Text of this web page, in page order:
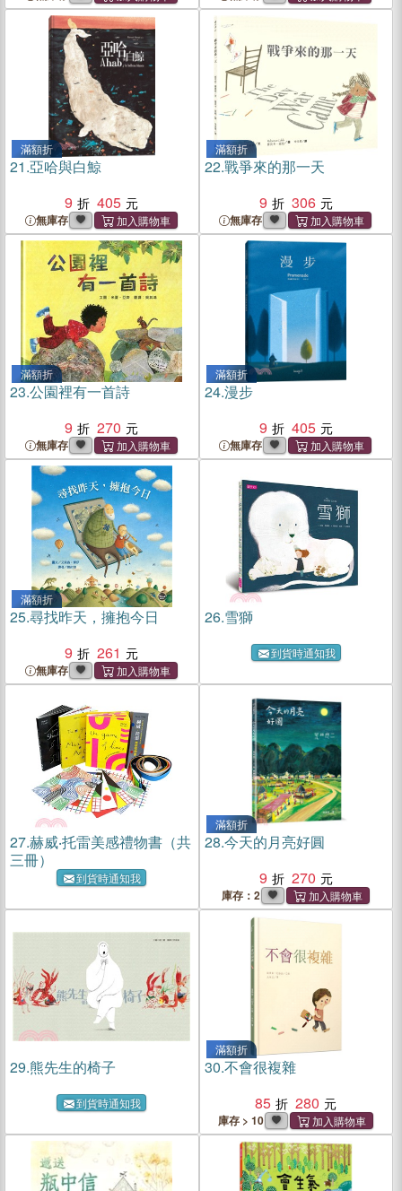
滿額折
21.亞哈與白鯨
9
405
無庫存
滿額折
22.戰爭來的那一天
9
306
無庫存
滿額折
23.公園裡有一首詩
9
270
無庫存
滿額折
24.漫步
9
405
無庫存
滿額折
25.尋找昨天，擁抱今日
9
261
無庫存
26.雪獅
到貨時通知我
27.赫威‧托雷美感禮物書（共
三冊）
到貨時通知我
滿額折
28.今天的月亮好圓
9
270
庫存：2
29.熊先生的椅子
到貨時通知我
滿額折
30.不會很複雜
85
280
庫存 > 10